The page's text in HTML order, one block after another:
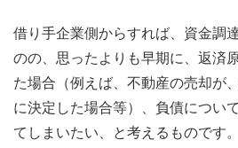
借り手企業側からすれば、資金調
のの、思ったよりも早期に、返済
た場合（例えば、不動産の売却が
に決定した場合等）、負債につい
てしまいたい、と考えるものです。